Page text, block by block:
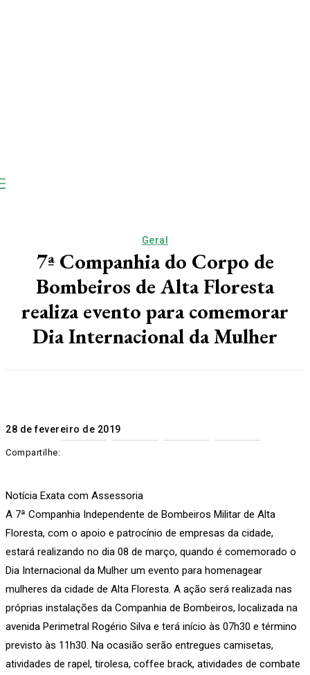
Geral
7ª Companhia do Corpo de
Bombeiros de Alta Floresta
realiza evento para comemorar
Dia Internacional da Mulher
28 de fevereiro de 2019
Compartilhe:
Notícia Exata com Assessoria
A 7ª Companhia Independente de Bombeiros Militar de Alta
Floresta, com o apoio e patrocínio de empresas da cidade,
estará realizando no dia 08 de março, quando é comemorado o
Dia Internacional da Mulher um evento para homenagear
mulheres da cidade de Alta Floresta. A ação será realizada nas
próprias instalações da Companhia de Bombeiros, localizada na
avenida Perimetral Rogério Silva e terá início às 07h30 e término
previsto às 11h30. Na ocasião serão entregues camisetas,
atividades de rapel, tirolesa, coffee brack, atividades de combate